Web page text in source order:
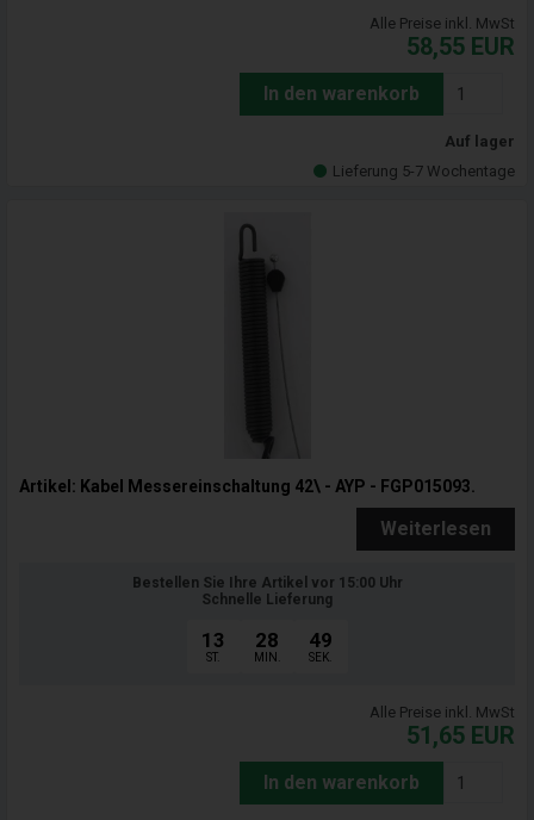
Alle Preise inkl. MwSt
58,55 EUR
In den warenkorb
Auf lager
Lieferung 5-7 Wochentage
Artikel: Kabel Messereinschaltung 42\ - AYP - FGP015093.
Weiterlesen
Bestellen Sie Ihre Artikel vor 15:00 Uhr
Schnelle Lieferung
13
ST.
28
MIN.
47
SEK.
Alle Preise inkl. MwSt
51,65 EUR
In den warenkorb